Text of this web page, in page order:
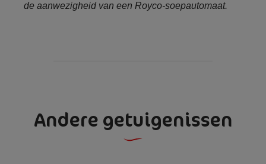
de aanwezigheid van een Royco-soepautomaat.
Andere getuigenissen